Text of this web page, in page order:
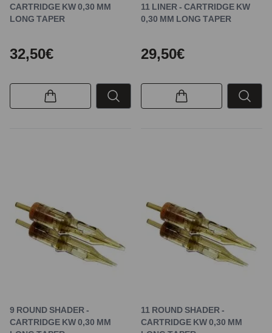
CARTRIDGE KW 0,30 MM
LONG TAPER
32,50€
11 LINER - CARTRIDGE KW
0,30 MM LONG TAPER
29,50€
9 ROUND SHADER -
CARTRIDGE KW 0,30 MM
11 ROUND SHADER -
CARTRIDGE KW 0,30 MM